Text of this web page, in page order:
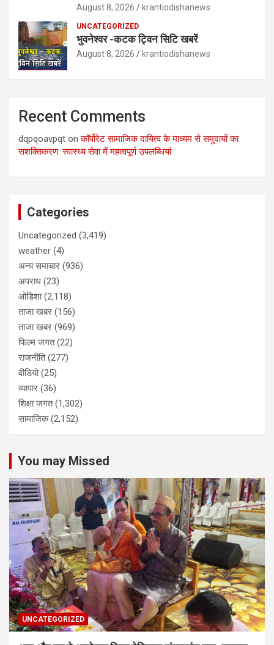
August 8, 2026 krantiodishanews
UNCATEGORIZED
भुवनेश्वर -कटक ट्विन सिटि खबरें
August 8, 2026 krantiodishanews
Recent Comments
dqpqoavpqt onकॉर्पोरेट सामाजिक दायित्व के माध्यम से समुदायों का
सशक्तिकरण: स्वास्थ्य सेवा में महत्वपूर्ण उपलब्धियां
Categories
Uncategorized (3,419)
weather (4)
अन्य समाचार (936)
अपराध (23)
ओडिशा(2,118)
ताजा खबर (156)
ताजा खबर (969)
फिल्म जगत(22)
राजनीति(277)
वीडियो(25)
व्यापार (36)
शिक्षा जगत(1,302)
सामाजिक(2,152)
You may Missed
UNCATEGORIZED